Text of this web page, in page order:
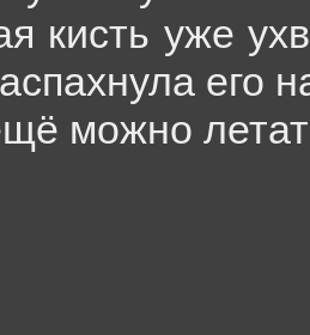
кисть уже
его
можно